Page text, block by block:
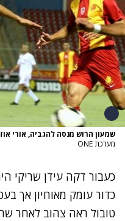
שמעון הרוש מנסה להגביה, אורי
מערכת ONE
כעבור דקה עידן שריקי
טובול ראה צהוב לאחר